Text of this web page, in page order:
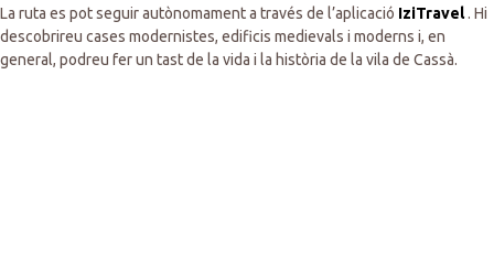
La ruta es pot seguir autònomament a través de l’aplicació IziTravel. Hi
descobrireu cases modernistes, edificis medievals i moderns i, en
general, podreu fer un tast de la vida i la història de la vila de Cassà.